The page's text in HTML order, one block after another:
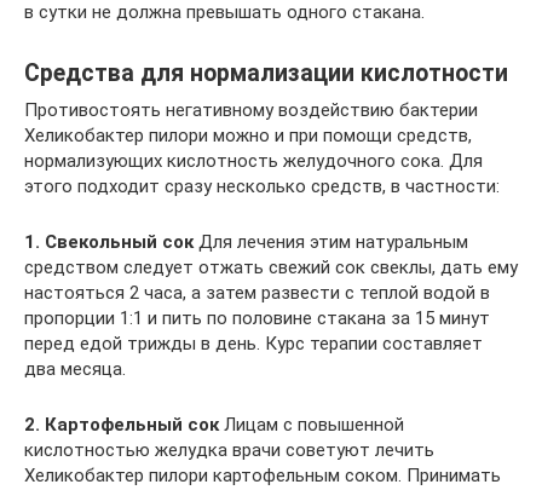
в сутки не должна превышать одного стакана.
Средства для нормализации кислотности
Противостоять негативному воздействию бактерии
Хеликобактер пилори можно и при помощи средств,
нормализующих кислотность желудочного сока. Для
этого подходит сразу несколько средств, в частности:
1. Свекольный сокДля лечения этим натуральным
средством следует отжать свежий сок свеклы, дать ему
настояться 2 часа, а затем развести с теплой водой в
пропорции 1:1 и пить по половине стакана за 15 минут
перед едой трижды в день. Курс терапии составляет
два месяца.
2. Картофельный сокЛицам с повышенной
кислотностью желудка врачи советуют лечить
Хеликобактер пилори картофельным соком. Принимать